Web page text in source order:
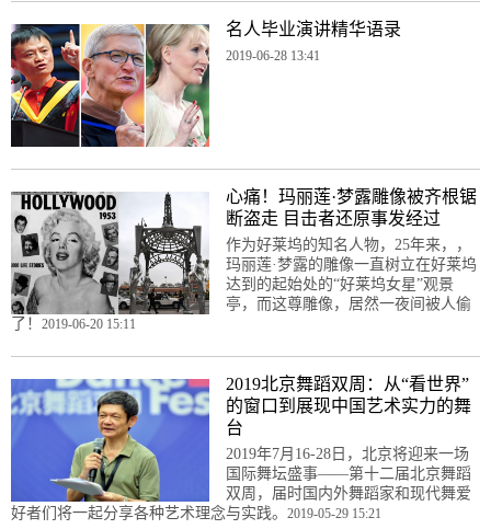
名人毕业演讲精华语录
2019-06-28 13:41
心痛！玛丽莲·梦露雕像被齐根锯
断盗走 目击者还原事发经过
作为好莱坞的知名人物，25年来，，
玛丽莲·梦露的雕像一直树立在好莱坞
达到的起始处的“好莱坞女星”观景
亭，而这尊雕像，居然一夜间被人偷
了！ 2019-06-20 15:11
2019北京舞蹈双周：从“看世界”
的窗口到展现中国艺术实力的舞
台
2019年7月16-28日，北京将迎来一场
国际舞坛盛事——第十二届北京舞蹈
双周，届时国内外舞蹈家和现代舞爱
好者们将一起分享各种艺术理念与实践。 2019-05-29 15:21